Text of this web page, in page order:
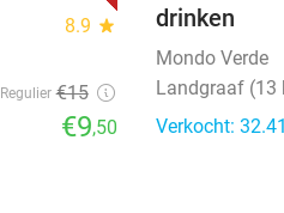
8.9 star
Regulier €15
€9,50
drinken
Mondo Verde
Landgraaf (13
Verkocht: